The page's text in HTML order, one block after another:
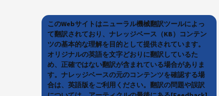
このWebサイトはニューラル機械翻訳ツールによっ
て翻訳されており、ナレッジベース（KB）コンテン
ツの基本的な理解を目的として提供されています。
オリジナルの英語を文字どおりに翻訳しているた
め、正確ではない翻訳が含まれている場合がありま
す。ナレッジベースの元のコンテンツを確認する場
合は、英語版をご利用ください。翻訳の問題や誤訳